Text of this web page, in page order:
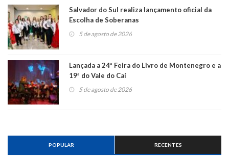
Salvador do Sul realiza lançamento oficial da
Escolha de Soberanas
5 de agosto de 2026
Lançada a 24ª Feira do Livro de Montenegro e a
19ª do Vale do Caí
5 de agosto de 2026
POPULAR RECENTES